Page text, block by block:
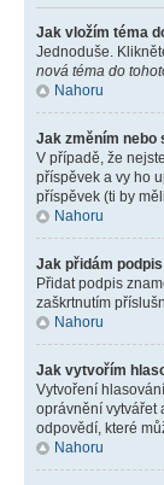
Jak vložím téma
Jednoduše.
nová téma do
Nahoru
Jak změním nebo
V případě, že
příspěvek a vy ho
příspěvek (ti by
Nahoru
Jak přidám
Přidat podpis
zaškrtnutím
Nahoru
Jak vytvořím
Vytvoření
oprávnění vytvářet
odpovědí, které
Nahoru